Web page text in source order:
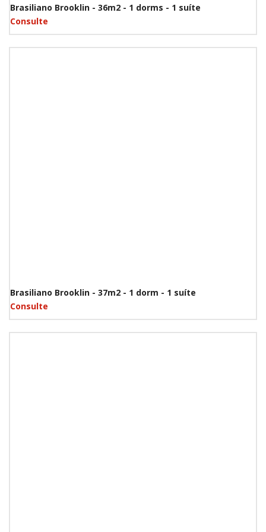
Brasiliano Brooklin - 36m2 - 1 dorms - 1 suíte
Consulte
Brasiliano Brooklin - 37m2 - 1 dorm - 1 suíte
Consulte